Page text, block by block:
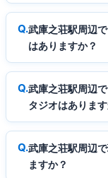
武庫之荘駅周辺
はありますか？
武庫之荘駅周辺
タジオはあります
武庫之荘駅周辺
ますか？